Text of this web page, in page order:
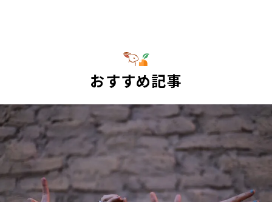
おすすめ記事